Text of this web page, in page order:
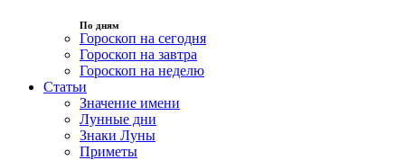
По дням
Гороскоп на сегодня
Гороскоп на завтра
Гороскоп на неделю
Статьи
Значение имени
Лунные дни
Знаки Луны
Приметы